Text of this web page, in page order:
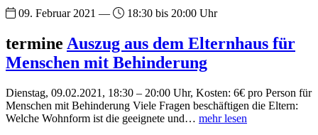
09. Februar 2021 — 18:30 bis 20:00 Uhr
termine Auszug aus dem Elternhaus für
Menschen mit Behinderung
Dienstag, 09.02.2021, 18:30 – 20:00 Uhr, Kosten: 6€ pro Person für
Menschen mit Behinderung Viele Fragen beschäftigen die Eltern:
Welche Wohnform ist die geeignete und… mehr lesen